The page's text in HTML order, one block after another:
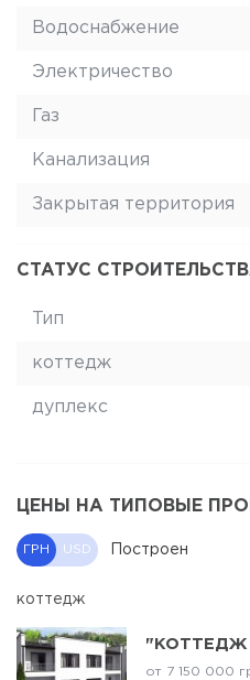
Водоснабжение
Электричество
Газ
Канализация
Закрытая территория
СТАТУС
Тип
коттедж
дуплекс
ЦЕНЫ НА ТИПОВЫЕ
ГРН USD Построен
коттедж
"КОТТЕДЖ
от 7 150 000